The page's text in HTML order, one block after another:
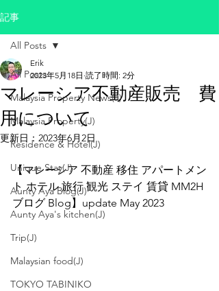
記事
All Posts
Malaysia Property News(J)
Malaysia Property(J)
Residence & Hotel(J)
Unique Stay(J)
Aunty Aya Blog(J)
Aunty Aya's kitchen(J)
Trip(J)
Malaysian food(J)
TOKYO TABINIKO
All Posts
マレーシア不動産販売 費
用について
Erik
2023年5月18日 読了時間: 2分
更新日： 2023年6月2日
【マレーシア 不動産 移住 アパートメン
ト ホテル 旅行 観光 ステイ 賃貸 MM2H
ブログ Blog】update May 2023